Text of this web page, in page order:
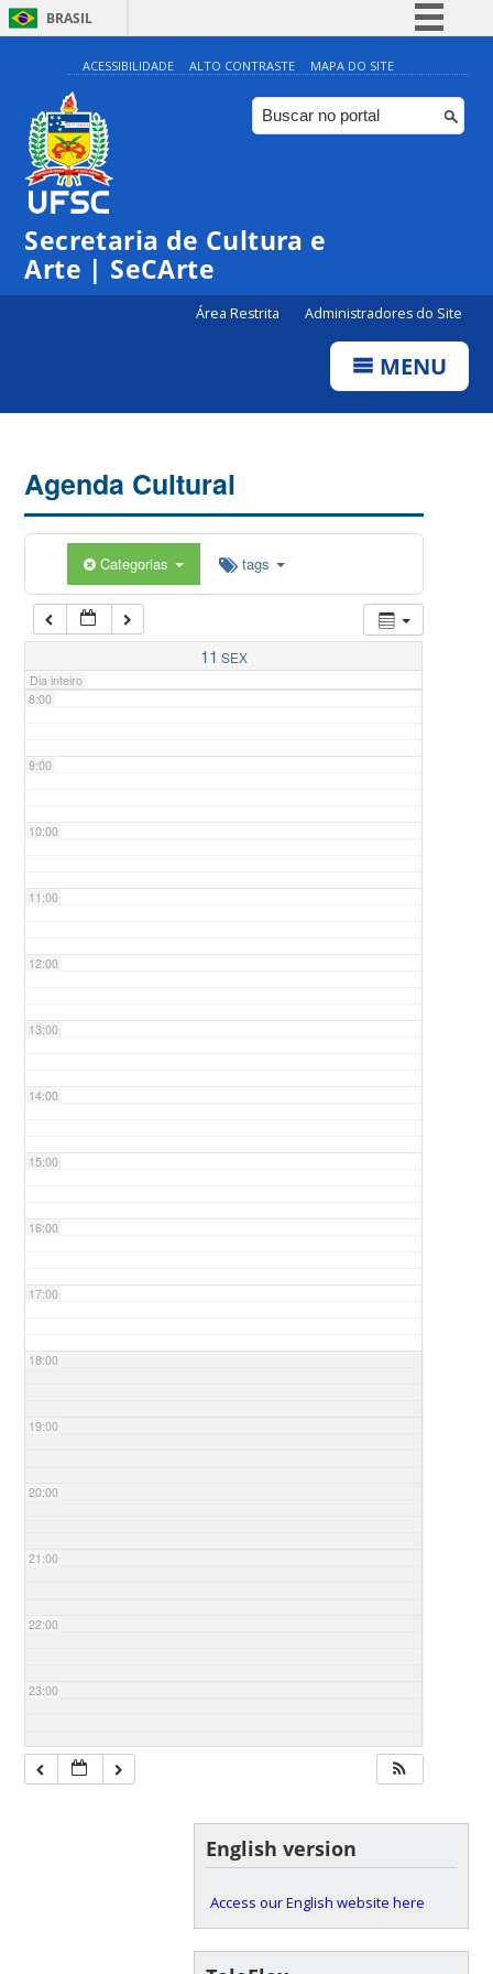
BRASIL
Simplifique!
Comunica BR
Participe
ACESSIBILIDADE ALTO CONTRASTE MAPA DO SITE
Secretaria de Cultura e
Arte | SeCArte
Área Restrita Administradores do Site
MENU
Agenda Cultural
Categorias tags
11 SEX
Dia inteiro
0:00
1:00
5:00
7:00
8:00
9:00
10:00
11:00
12:00
13:00
14:00
15:00
16:00
17:00
18:00
19:00
20:00
21:00
22:00
23:00
English version
Access our English website here